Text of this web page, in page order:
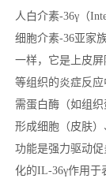
人白介素-36γ（
细胞介素-36亚家
一样，它是上皮
等组织的炎症反应
需蛋白酶（如组
形成细胞（皮肤
功能是强力驱动
化的IL-36γ作用于